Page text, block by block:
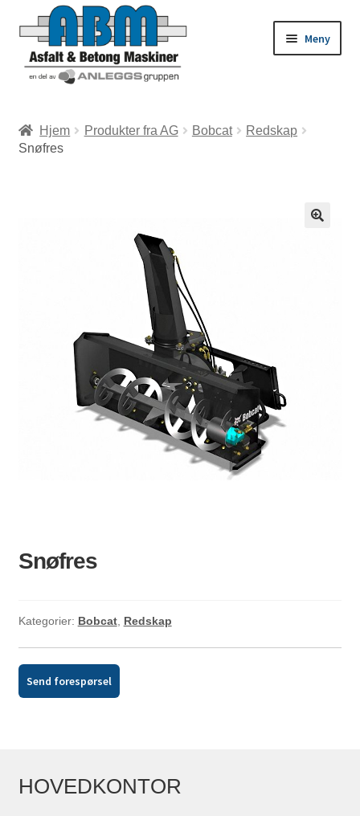
Meny
Hjem Produkter fra AG Bobcat
Redskap
Snøfres
Snøfres
Kategorier: Bobcat, Redskap
Send forespørsel
HOVEDKONTOR